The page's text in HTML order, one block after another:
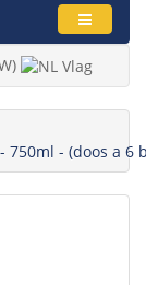
750ml - (doos a 6